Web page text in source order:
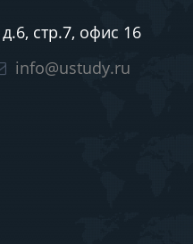
стр.7, офис 16
info@ustudy.ru